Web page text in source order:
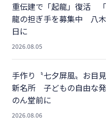
重伝建で「起龍」復活 「
龍の担ぎ手を募集中 八
日に
2026.08.05
手作り〝七夕屏風〟お目
新名所 子どもの自由な
のん堂前に
2026.08.06